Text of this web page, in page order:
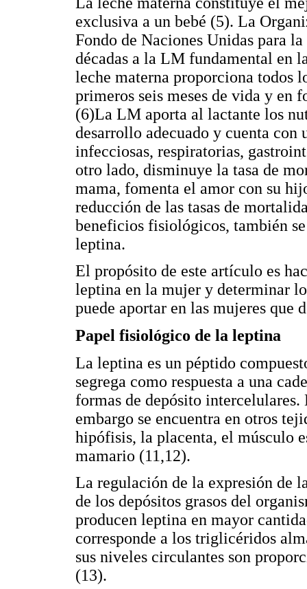
exclusiva a un bebé (5). La
Fondo de Naciones Unidas para
décadas a la LM fundamental en
leche materna proporciona todos
primeros seis meses de vida y en
(6)La LM aporta al lactante los
desarrollo adecuado y cuenta con
infecciosas, respiratorias,
otro lado, disminuye la tasa de
mama, fomenta el amor con su
reducción de las tasas de
beneficios fisiológicos, también
leptina.
El propósito de este artículo es
leptina en la mujer y determinar
puede aportar en las mujeres que
Papel fisiológico de la leptina
La leptina es un péptido
segrega como respuesta a una
formas de depósito
embargo se encuentra en otros
hipófisis, la placenta, el músculo
mamario (11,12).
La regulación de la expresión de
de los depósitos grasos del
producen leptina en mayor
corresponde a los triglicéridos
sus niveles circulantes son
(13).